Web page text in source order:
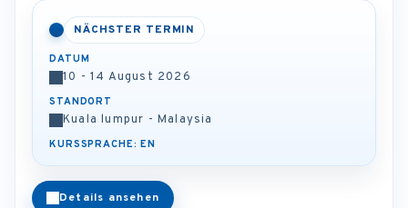
NÄCHSTER TERMIN
DATUM
10 - 14 August 2026
STANDORT
Kuala lumpur - Malaysia
KURSSPRACHE: EN
Details ansehen